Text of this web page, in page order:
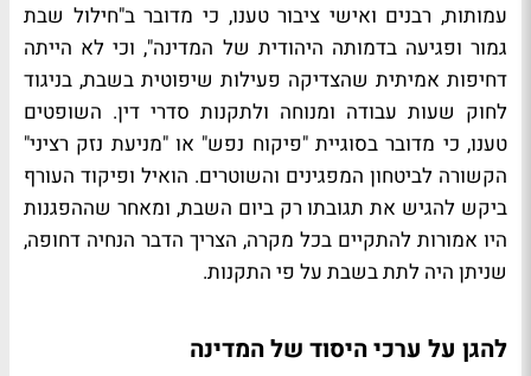
עמותות, רבנים ואישי ציבור טענו, כי מדובר ב"חילול שבת
גמור ופגיעה בדמותה היהודית של המדינה", וכי לא הייתה
דחיפות אמיתית שהצדיקה פעילות שיפוטית בשבת, בניגוד
לחוק שעות עבודה ומנוחה ולתקנות סדרי דין. השופטים
טענו, כי מדובר בסוגיית "פיקוח נפש" או "מניעת נזק רציני"
הקשורה לביטחון המפגינים והשוטרים. הואיל ופיקוד העורף
ביקש להגיש את תגובתו רק ביום השבת, ומאחר שההפגנות
היו אמורות להתקיים בכל מקרה, הצריך הדבר הנחיה דחופה,
שניתן היה לתת בשבת על פי התקנות.
להגן על ערכי היסוד של המדינה